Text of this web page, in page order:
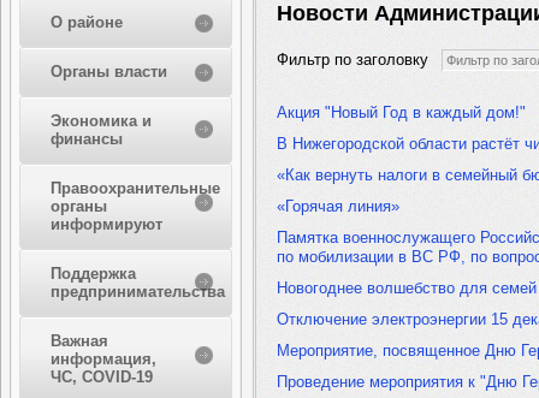
О районе
Органы власти
Экономика и
финансы
Правоохранительные
органы
информируют
Поддержка
предпринимательства
Важная
информация,
ЧС, COVID-19
Новости
Фильтр по заголовку
Акция "Новый Год в каждый дом!"
В Нижегородской области растёт
«Как вернуть налоги в семейный
«Горячая линия»
Памятка военнослужащего
по мобилизации в ВС РФ, по
Новогоднее волшебство для
Отключение электроэнергии 15
Мероприятие, посвященное Дню
Проведение мероприятия к "Дню